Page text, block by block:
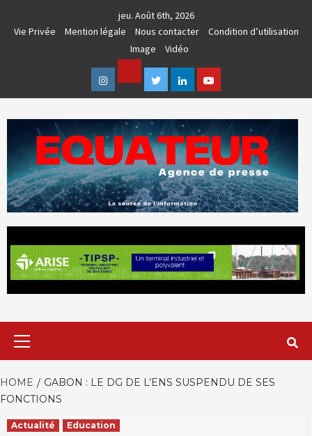
jeu. Août 6th, 2026
Vie Privée
Mention légale Nous contacter
Condition d’utilisation
Image
Vidéo
Instagram
Facebook
TwitterLinkedinYoutube
EQUATEUR
HOME
GABON : LE DG DE L’ENS SUSPENDU DE SES
FONCTIONS
Actualité Education